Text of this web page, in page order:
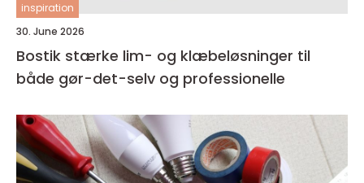
inspiration
30. June 2026
Bostik stærke lim- og klæbeløsninger til
både gør-det-selv og professionelle